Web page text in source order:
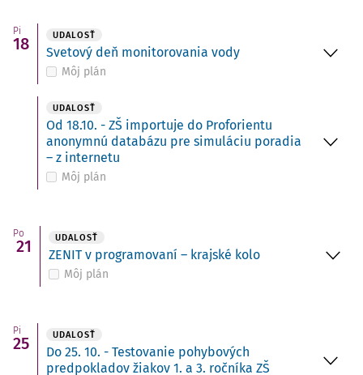
Pi
18 UDALOSŤ
Svetový deň monitorovania vody
Môj plán
UDALOSŤ
Od 18.10. - ZŠ importuje do Proforientu
anonymnú databázu pre simuláciu poradia
– z internetu
Môj plán
Po
21 UDALOSŤ
ZENIT v programovaní – krajské kolo
Môj plán
Pi
25 UDALOSŤ
Do 25. 10. - Testovanie pohybových
predpokladov žiakov 1. a 3. ročníka ZŠ